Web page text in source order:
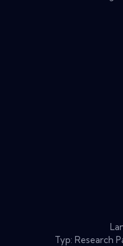
Typ: Research